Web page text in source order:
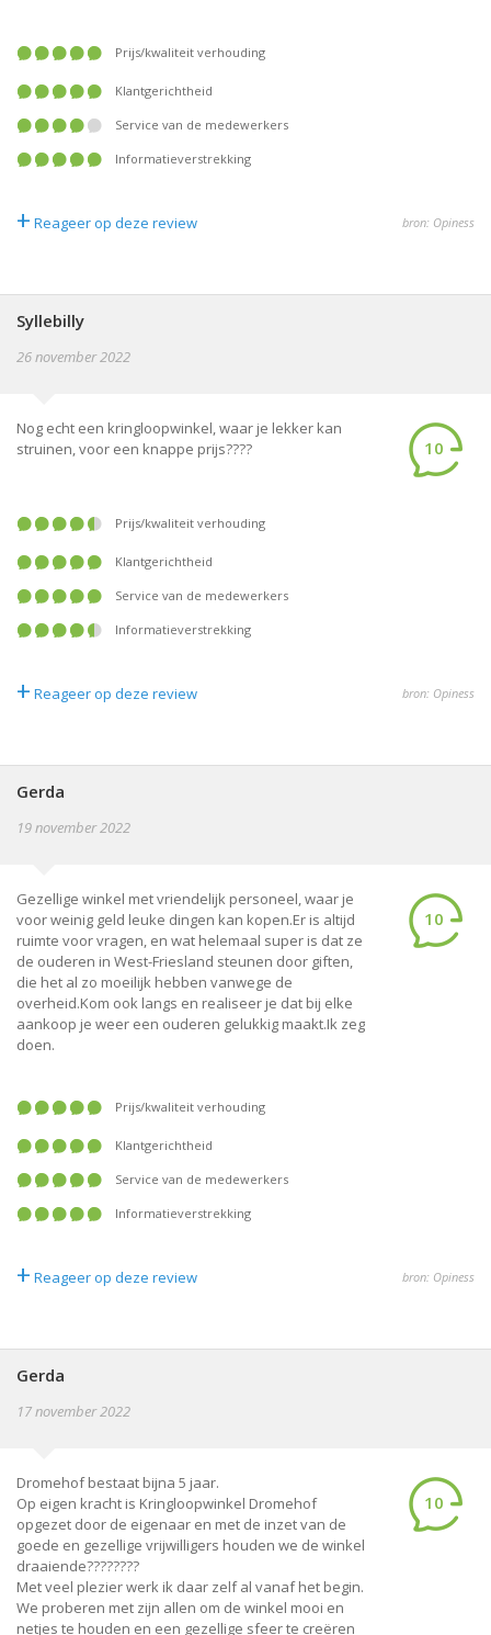
prijs/kwaliteit verhouding
klantgerichtheid
service van de medewerkers
informatieverstrekking
+ Reageer op deze review bron: Opiness
Syllebilly
26 november 2022
Nog echt een kringloopwinkel, waar je lekker kan
struinen, voor een knappe prijs????
10
prijs/kwaliteit verhouding
klantgerichtheid
service van de medewerkers
informatieverstrekking
+ Reageer op deze review bron: Opiness
Gerda
19 november 2022
Gezellige winkel met vriendelijk personeel, waar je
voor weinig geld leuke dingen kan kopen.Er is altijd
ruimte voor vragen, en wat helemaal super is dat ze
de ouderen in West-Friesland steunen door giften,
die het al zo moeilijk hebben vanwege de
overheid.Kom ook langs en realiseer je dat bij elke
aankoop je weer een ouderen gelukkig maakt.Ik zeg
doen.
10
prijs/kwaliteit verhouding
klantgerichtheid
service van de medewerkers
informatieverstrekking
+ Reageer op deze review bron: Opiness
Gerda
17 november 2022
Dromehof bestaat bijna 5 jaar.
Op eigen kracht is Kringloopwinkel Dromehof
opgezet door de eigenaar en met de inzet van de
goede en gezellige vrijwilligers houden we de winkel
draaiende????????
Met veel plezier werk ik daar zelf al vanaf het begin.
We proberen met zijn allen om de winkel mooi en
netjes te houden en een gezellige sfeer te creëren
10